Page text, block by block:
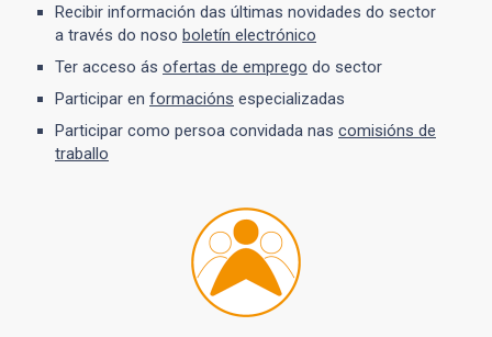
Recibir información das últimas novidades do sector
a través do noso boletín electrónico
Ter acceso ás ofertas de emprego do sector
Participar en formacións especializadas
Participar como persoa convidada nas comisións de
traballo